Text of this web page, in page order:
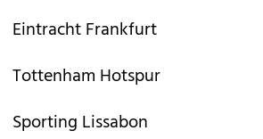
Eintracht Frankfurt
Tottenham Hotspur
Sporting Lissabon